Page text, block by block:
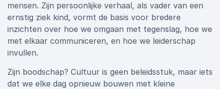
mensen. Zijn persoonlijke verhaal, als vader van een
ernstig ziek kind, vormt de basis voor bredere
inzichten over hoe we omgaan met tegenslag, hoe we
met elkaar communiceren, en hoe we leiderschap
invullen.
Zijn boodschap? Cultuur is geen beleidsstuk, maar iets
dat we elke dag opnieuw bouwen met kleine